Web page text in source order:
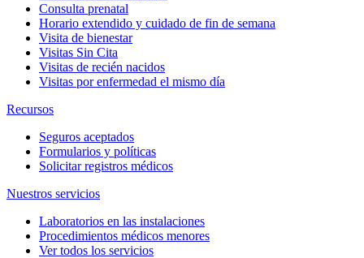
Consulta prenatal
Horario extendido y cuidado de fin de semana
Visita de bienestar
Visitas Sin Cita
Visitas de recién nacidos
Visitas por enfermedad el mismo día
Recursos
Seguros aceptados
Formularios y políticas
Solicitar registros médicos
Nuestros servicios
Laboratorios en las instalaciones
Procedimientos médicos menores
Ver todos los servicios